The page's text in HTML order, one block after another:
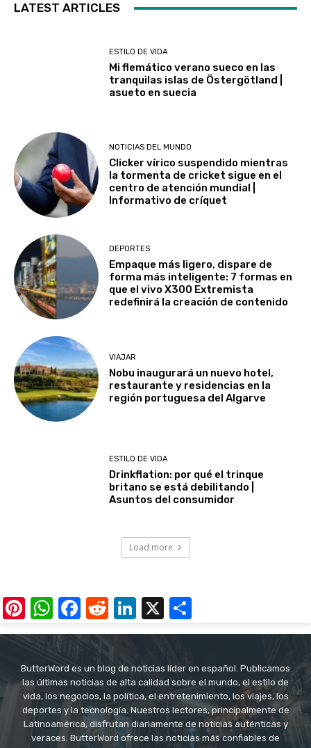
LATEST ARTICLES
ESTILO DE VIDA
Mi flemático verano sueco en las
tranquilas islas de Östergötland |
asueto en suecia
NOTICIAS DEL MUNDO
Clicker vírico suspendido mientras
la tormenta de cricket sigue en el
centro de atención mundial |
Informativo de críquet
DEPORTES
Empaque más ligero, dispare de
forma más inteligente: 7 formas en
que el vivo X300 Extremista
redefinirá la creación de contenido
VIAJAR
Nobu inaugurará un nuevo hotel,
restaurante y residencias en la
región portuguesa del Algarve
ESTILO DE VIDA
Drinkflation: por qué el trinque
britano se está debilitando |
Asuntos del consumidor
Load more
Pinterest
WhatsApp
Facebook
RedditLinkedIn
X
ButterWord es un blog de noticias líder en español. Publicamos
las últimas noticias de alta calidad sobre el mundo, el estilo de
vida, los negocios, la política, el entretenimiento, los viajes, los
deportes y la tecnología. Nuestros lectores, principalmente de
Latinoamérica, disfrutan diariamente de noticias auténticas y
veraces. ButterWord ofrece las noticias más confiables de